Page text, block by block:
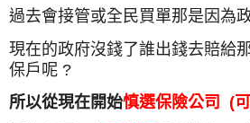
過去會接管或全民買單那是因為
現在的政府沒錢了誰出錢去賠給
保戶呢 ?
所以從現在開始慎選保險公司 (